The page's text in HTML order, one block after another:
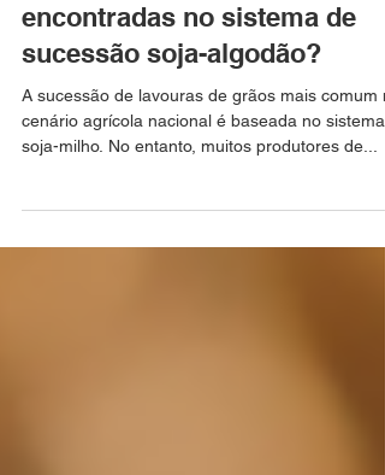
Quais são as principais
encontradas no sistema de
sucessão soja-algodão?
A sucessão de lavouras de grãos mais comum